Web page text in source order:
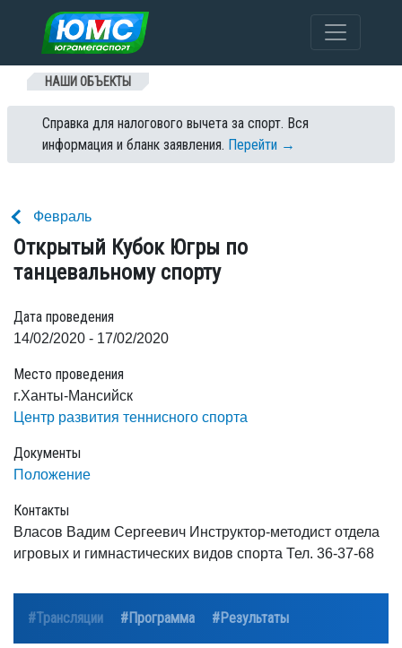
Перейти к содержанию
НАШИ ОБЪЕКТЫ
Справка для налогового вычета за спорт. Вся
информация и бланк заявления. Перейти →
Февраль
Открытый Кубок Югры по
танцевальному спорту
Дата проведения
14/02/2020 - 17/02/2020
Место проведения
г.Ханты-Мансийск
Центр развития теннисного спорта
Документы
Положение
Контакты
Власов Вадим Сергеевич Инструктор-методист отдела
игровых и гимнастических видов спорта Тел. 36-37-68
#Трансляции #Программа #Результаты